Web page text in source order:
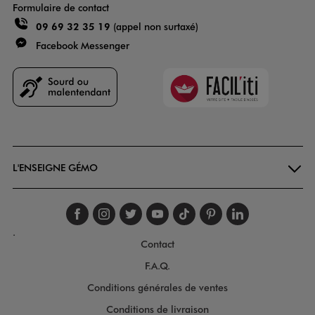
Formulaire de contact
09 69 32 35 19 (appel non surtaxé)
Facebook Messenger
Faciliti
L'ENSEIGNE GÉMO
Suivez-nous sur
Suivez-nous sur
Suivez-nous sur
Suivez-nous
Suivez-nous
Suivez-
.
Contact
F.A.Q.
Conditions générales de ventes
Conditions de livraison